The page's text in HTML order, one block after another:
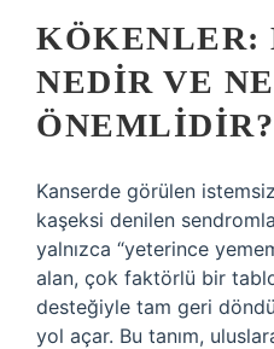
KÖKENLER:
NEDIR VE
ÖNEMLIDIR?
Kanserde görülen
kaşeksi denilen
yalnızca “yeterince
alan, çok faktörlü bir
desteğiyle tam geri
yol açar. Bu tanım,